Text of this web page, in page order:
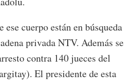
cuerpo están en búsqueda
privada NTV. Además se
contra 140 jueces del
El presidente de esta